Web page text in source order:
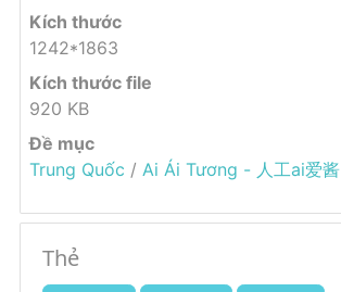
Kích thước
1242*1863
Kích thước file
920 KB
Đề mục
Trung Quốc / Ai Ái Tương - 人工ai爱酱
Thẻ